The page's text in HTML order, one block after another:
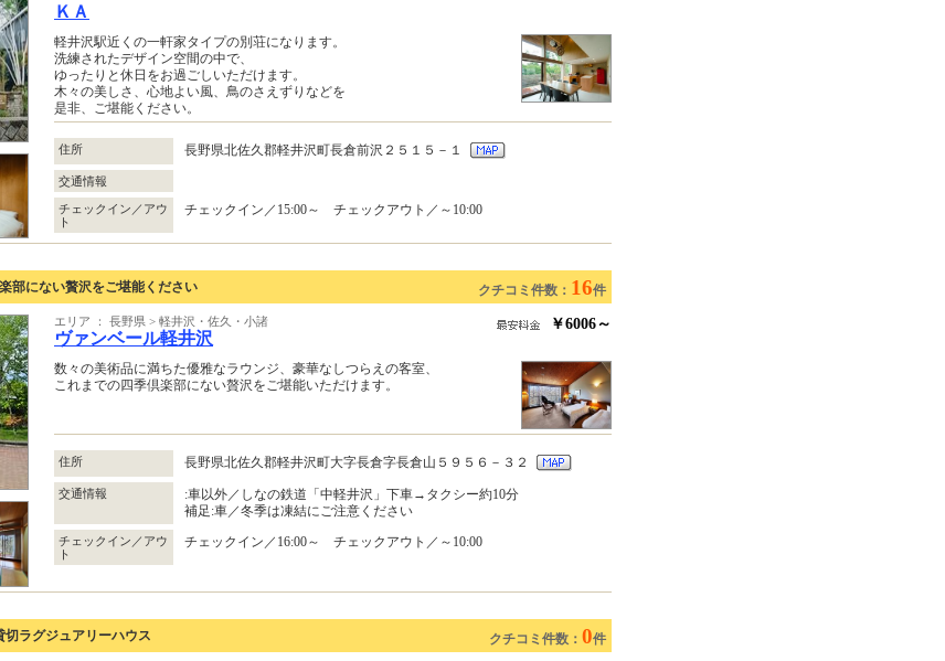
ＫＡ
軽井沢駅近くの一軒家タイプの別荘になります。
洗練されたデザイン空間の中で、
ゆったりと休日をお過ごしいただけます。
木々の美しさ、心地よい風、鳥のさえずりなどを
是非、ご堪能ください。
住所 長野県北佐久郡軽井沢町長倉前沢２５１５－１
交通情報
チェックイン／アウ
ト
チェックイン／15:00～ チェックアウト／～10:00
部にない贅沢をご堪能ください クチコミ件数： 16件
エリア ： 長野県 > 軽井沢・佐久・小諸
ヴァンベール軽井沢
￥6006～
数々の美術品に満ちた優雅なラウンジ、豪華なしつらえの客室、
これまでの四季倶楽部にない贅沢をご堪能いただけます。
住所 長野県北佐久郡軽井沢町大字長倉字長倉山５９５６－３２
交通情報
:車以外／しなの鉄道「中軽井沢」下車→タクシー約10分
補足:車／冬季は凍結にご注意ください
チェックイン／アウ
ト
チェックイン／16:00～ チェックアウト／～10:00
切ラグジュアリーハウス クチコミ件数： 0件